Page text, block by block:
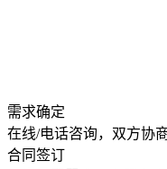
需求确定
在线/电话咨询，双方协
合同签订